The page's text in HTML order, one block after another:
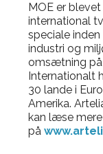
MOE er
international
speciale
industri og
omsætning på
Internationalt
30 lande i
Amerika.
kan læse
på